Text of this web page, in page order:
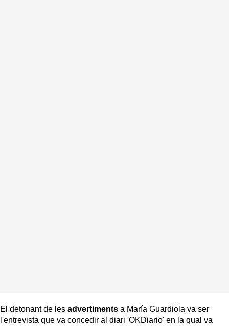
El detonant de les advertiments a María Guardiola va ser
l'entrevista que va concedir al diari 'OKDiario' en la qual va